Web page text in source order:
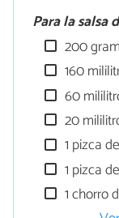
Para la salsa
200
160
60
20
1 pizca
1 pizca
1 chorro